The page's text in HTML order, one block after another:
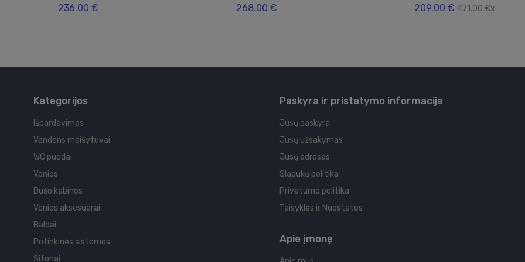
236.00 € 268.00 € 209.00 € 471.00 €x
Kategorijos
Išpardavimas
Vandens maišytuvai
WC puodai
Vonios
Dušo kabinos
Vonios aksesuarai
Baldai
Potinkinės sistemos
Sifonai
Paskyra ir pristatymo informacija
Jūsų paskyra
Jūsų užsakymas
Jūsų adresas
Slapukų politika
Privatumo politika
Taisyklės ir Nuostatos
Apie įmonę